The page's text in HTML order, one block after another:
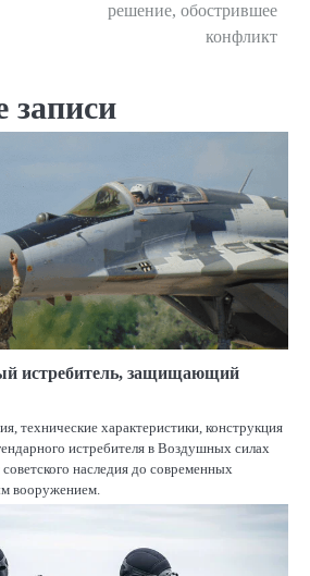
решение, обострившее
конфликт
записи
истребитель, защищающий
технические характеристики, конструкция
истребителя в Воздушных силах
наследия до современных
вооружением.